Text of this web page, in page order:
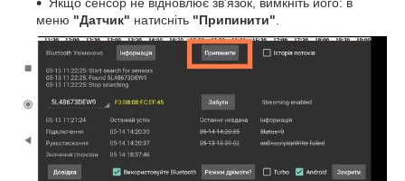
Якщо сенсор не відновлює зв'язок, вимкніть його: в
меню "Датчик" натисніть "Припинити".